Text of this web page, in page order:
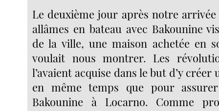
Le deuxième jour après notre
allâmes en bateau avec Bakounine
de la ville, une maison achetée en
voulait nous montrer. Les
l’avaient acquise dans le but d’y créer
en même temps que pour
Bakounine à Locarno. Comme